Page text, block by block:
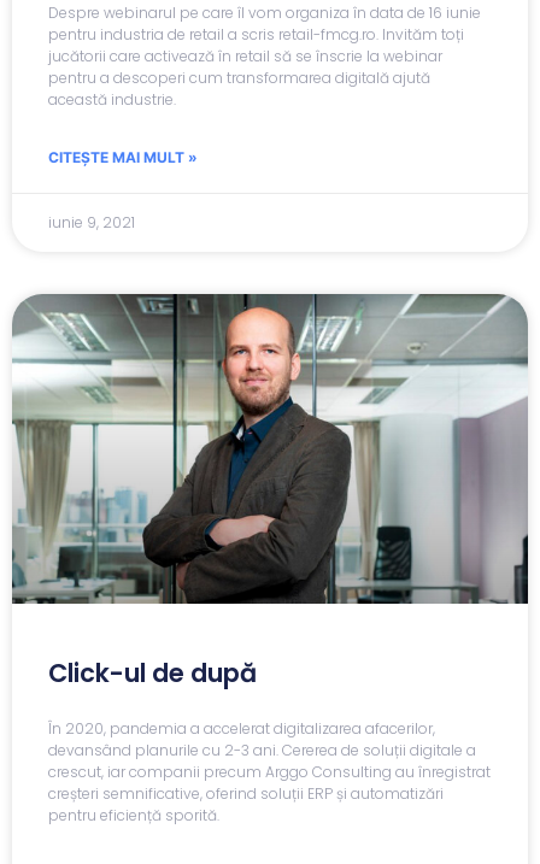
Despre webinarul pe care îl vom organiza în data de 16 iunie
pentru industria de retail a scris retail-fmcg.ro. Invităm toți
jucătorii care activează în retail să se înscrie la webinar
pentru a descoperi cum transformarea digitală ajută
această industrie.
CITEȘTE MAI MULT »
iunie 9, 2021
Click-ul de după
În 2020, pandemia a accelerat digitalizarea afacerilor,
devansând planurile cu 2-3 ani. Cererea de soluții digitale a
crescut, iar companii precum Arggo Consulting au înregistrat
creșteri semnificative, oferind soluții ERP și automatizări
pentru eficiență sporită.